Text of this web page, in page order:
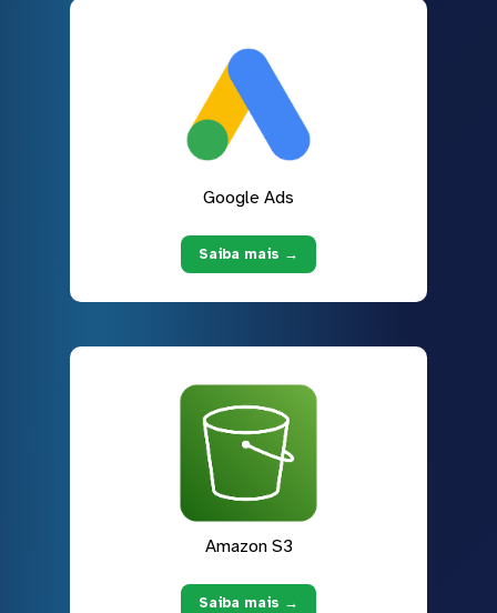
Google Ads
Saiba mais →
Amazon S3
Saiba mais →